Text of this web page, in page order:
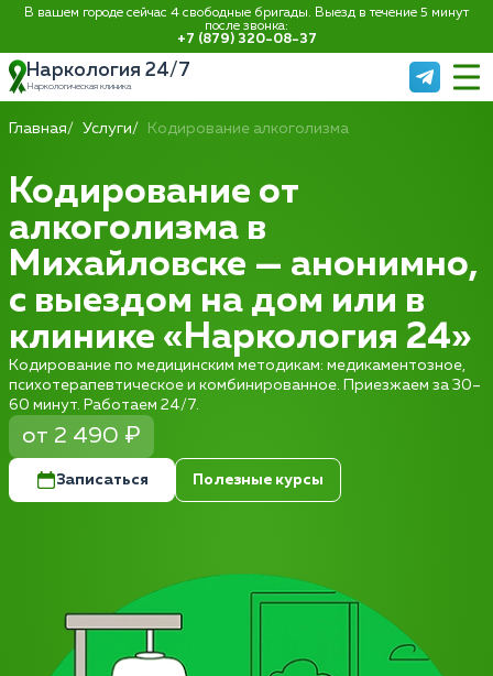
В вашем городе сейчас 4 свободные бригады. Выезд в течение 5 минут
после звонка:
+7 (879) 320-08-37
Наркология 24/7
Наркологическая клиника
Главная Услуги Кодирование алкоголизма
Кодирование от
алкоголизма в
Михайловске — анонимно,
с выездом на дом или в
клинике «Наркология 24»
Кодирование по медицинским методикам: медикаментозное,
психотерапевтическое и комбинированное. Приезжаем за 30–
60 минут. Работаем 24/7.
от 2 490 ₽
Записаться Полезные курсы